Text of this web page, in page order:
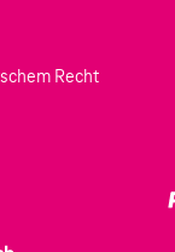
Recht